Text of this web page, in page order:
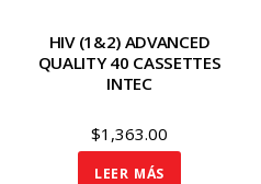
HIV (1&2) ADVANCED
QUALITY 40 CASSETTES
INTEC
$1,363.00
LEER MÁS